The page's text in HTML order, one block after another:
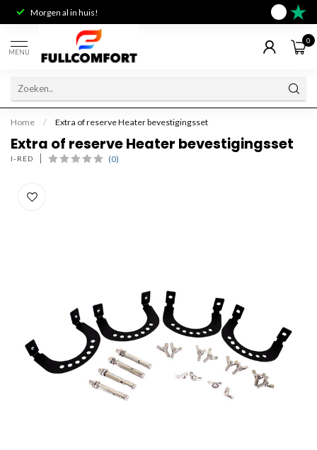
Morgen al in huis!
MENU
0
Home / Extra of reserve Heater bevestigingsset
Extra of reserve Heater bevestigingsset
I-RED (0)